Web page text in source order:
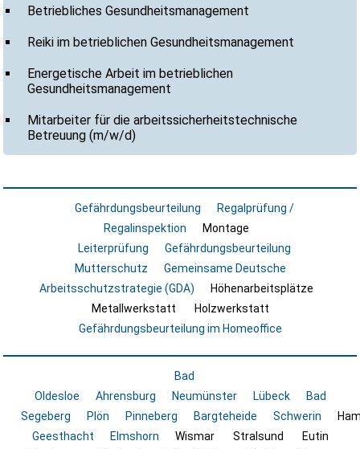
Betriebliches Gesundheitsmanagement
Reiki im betrieblichen Gesundheitsmanagement
Energetische Arbeit im betrieblichen
Gesundheitsmanagement
Mitarbeiter für die arbeitssicherheitstechnische
Betreuung (m/w/d)
Gefährdungsbeurteilung
Regalprüfung /
Regalinspektion
Montage
Leiterprüfung
Gefährdungsbeurteilung
Mutterschutz
Gemeinsame Deutsche
Arbeitsschutzstrategie (GDA)
Höhenarbeitsplätze
Metallwerkstatt
Holzwerkstatt
Gefährdungsbeurteilung im Homeoffice
Bad
Oldesloe
Ahrensburg Neumünster Lübeck
Bad
Segeberg
Plön Pinneberg Bargteheide Schwerin
Geesthacht
Elmshorn Wismar Stralsund
Eutin